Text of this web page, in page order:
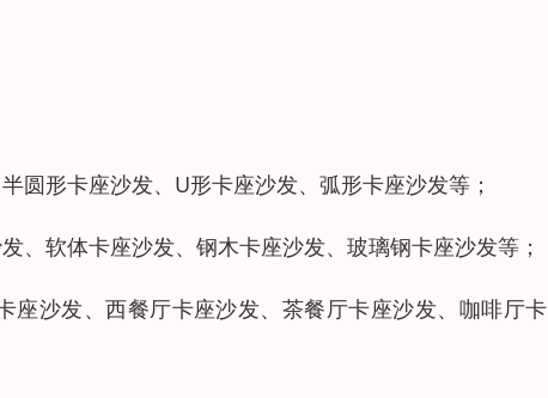
圆形卡座沙发、U形卡座沙发、弧形卡座沙发等；
、软体卡座沙发、钢木卡座沙发、玻璃钢卡座沙发等；
沙发、西餐厅卡座沙发、茶餐厅卡座沙发、咖啡厅